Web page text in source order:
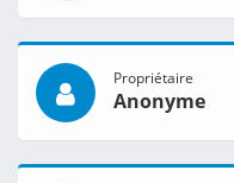
Propriétaire
Anonyme